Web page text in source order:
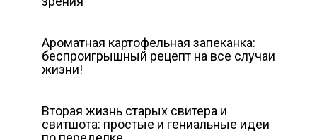
Ароматная картофельная запеканка:
беспроигрышный рецепт на все случаи
жизни!
Вторая жизнь старых свитера и
свитшота: простые и гениальные идеи